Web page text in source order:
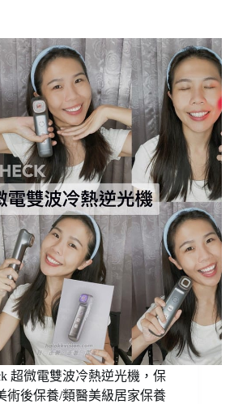
超微電雙波冷熱逆光機，保
術後保養/類醫美級居家保養